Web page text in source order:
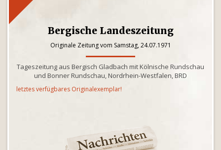
Bergische Landeszeitung
Originale Zeitung vom Samstag, 24.07.1971
Tageszeitung aus Bergisch Gladbach mit Kölnische Rundschau
und Bonner Rundschau, Nordrhein-Westfalen, BRD
letztes verfügbares Originalexemplar!